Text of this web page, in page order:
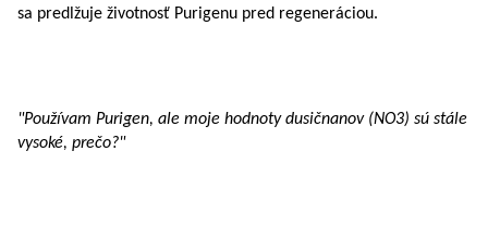
sa predlžuje životnosť Purigenu pred regeneráciou.
"Používam Purigen, ale moje hodnoty dusičnanov (NO3) sú stále
vysoké, prečo?"